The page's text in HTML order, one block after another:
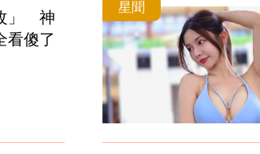
」　神
看傻了
星聞